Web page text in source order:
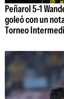
Peñarol 5-1
goleó con un
Torneo